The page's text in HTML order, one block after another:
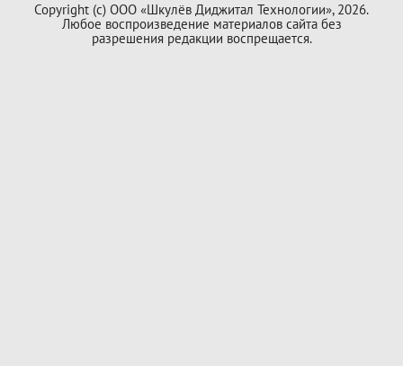
Copyright (с) ООО «Шкулёв Диджитал Технологии», 2026.
Любое воспроизведение материалов сайта без
разрешения редакции воспрещается.